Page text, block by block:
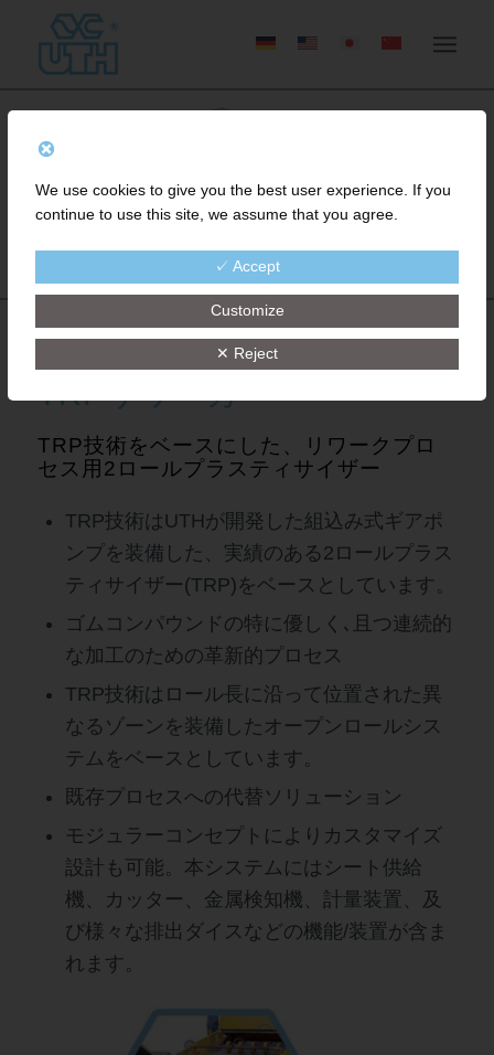
TRPリワーカー
TRP技術をベースにした、リワークプロ
セス用2ロールプラスティサイザー
TRP技術はUTHが開発した組込み式ギアポ
ンプを装備した、実績のある2ロールプラス
ティサイザー(TRP)をベースとしています。
ゴムコンパウンドの特に優しく､且つ連続的
な加工のための革新的プロセス
TRP技術はロール長に沿って位置された異
なるゾーンを装備したオープンロールシス
テムをベースとしています。
既存プロセスへの代替ソリューション
モジュラーコンセプトによりカスタマイズ
設計も可能。本システムにはシート供給
機、カッター、金属検知機、計量装置、及
び様々な排出ダイスなどの機能/装置が含ま
れます。
We use cookies to give you the best user experience. If you
continue to use this site, we assume that you agree.
✓ Accept
Customize
✕ Reject